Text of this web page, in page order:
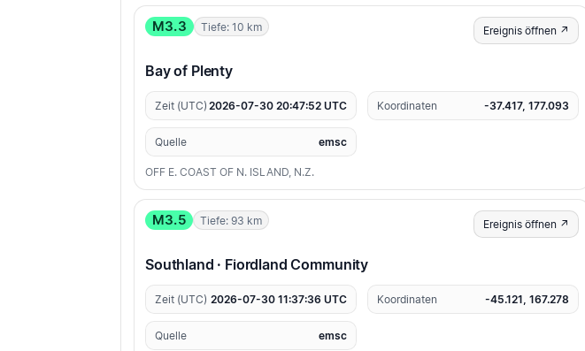
M3.3 Tiefe: 10 km Ereignis öffnen ↗
Bay of Plenty
Zeit (UTC) 2026-07-30 20:47:52 UTC Koordinaten -37.417, 177.093
Quelle emsc
OFF E. COAST OF N. ISLAND, N.Z.
M3.5 Tiefe: 93 km Ereignis öffnen ↗
Southland · Fiordland Community
Zeit (UTC) 2026-07-30 11:37:36 UTC Koordinaten -45.121, 167.278
Quelle emsc